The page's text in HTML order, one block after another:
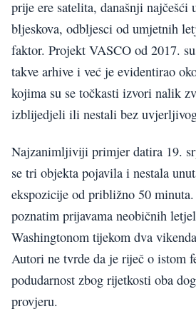
prije ere satelita, današnji najčešći
bljeskova, odbljesci od umjetnih
faktor. Projekt VASCO od 2017.
takve arhive i već je evidentirao
kojima su se točkasti izvori nalik
izblijedjeli ili nestali bez
Najzanimljiviji primjer datira 19.
se tri objekta pojavila i nestala
ekspozicije od približno 50
poznatim prijavama neobičnih
Washingtonom tijekom dva
Autori ne tvrde da je riječ o istom
podudarnost zbog rijetkosti oba
provjeru.